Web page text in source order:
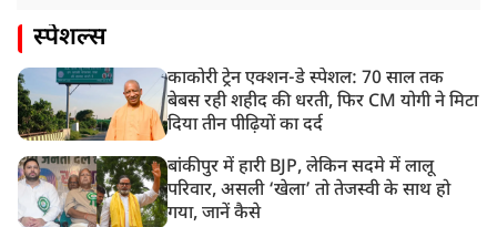
स्पेशल्स
काकोरी ट्रेन एक्शन-डे स्पेशल: 70 साल तक
बेबस रही शहीद की धरती, फिर CM योगी ने मिटा
दिया तीन पीढ़ियों का दर्द
बांकीपुर में हारी BJP, लेकिन सदमे में लालू
परिवार, असली ‘खेला’ तो तेजस्वी के साथ हो
गया, जानें कैसे